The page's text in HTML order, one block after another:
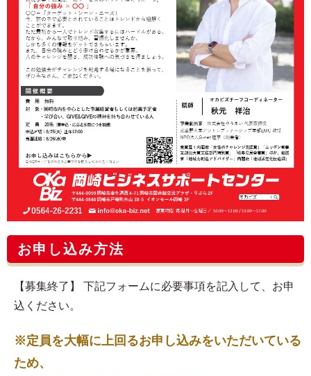
お申し込み方法
【募集終了】 下記フォームに必要事項を記入して、お申
込ください。
※定員を大幅に上回るお申し込みをいただいている
ため、